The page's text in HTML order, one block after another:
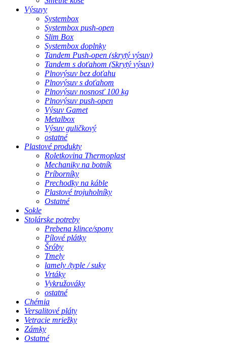
Výsuvy
Systembox
Systembox push-open
Slim Box
Systembox doplnky
Tandem Push-open (skrytý výsuv)
Tandem s doťahom (Skrytý výsuv)
Plnovýsuv bez doťahu
Plnovýsuv s doťahom
Plnovýsuv nosnosť 100 kg
Plnovýsuv push-open
Výsuv Gamet
Metalbox
Výsuv guličkový
ostatné
Plastové produkty
Roletkovina Thermoplast
Mechaniky na botník
Príborníky
Prechodky na káble
Plastové trojuholníky
Ostatné
Sokle
Stolárske potreby
Prebena klince/spony
Pílové plátky
Šróby
Tmely
lamely /typle / suky
Vrtáky
Vykružováky
ostatné
Chémia
Versalitové pláty
Vetracie mriežky
Zámky
Ostatné